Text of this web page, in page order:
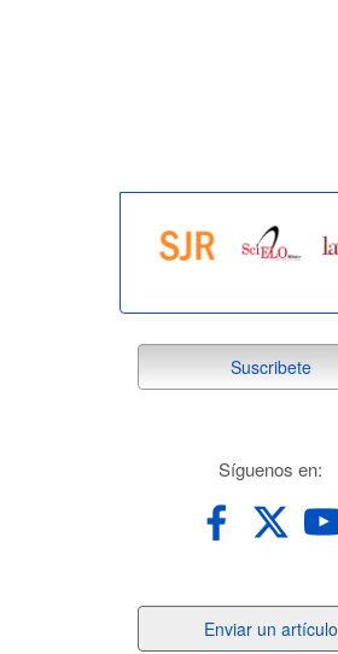
suscribete
Suscribete
Síguenos en:
Enviar un artículo